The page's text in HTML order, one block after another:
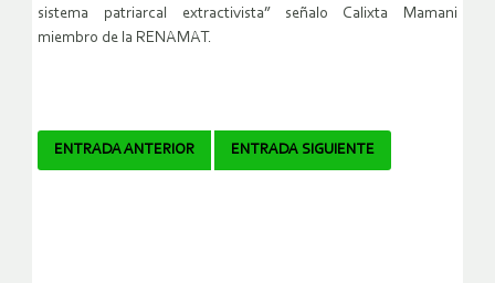
sistema patriarcal extractivista” señalo Calixta Mamani
miembro de la RENAMAT.
Navegador
ENTRADA ANTERIOR ENTRADA SIGUIENTE